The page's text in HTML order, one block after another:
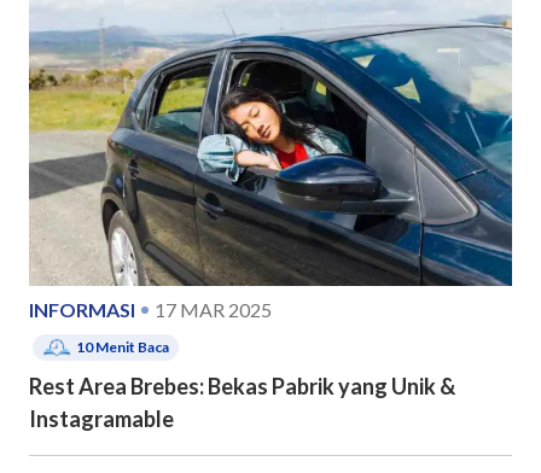
INFORMASI 17 MAR 2025
10Menit Baca
Rest Area Brebes: Bekas Pabrik yang Unik &
Instagramable